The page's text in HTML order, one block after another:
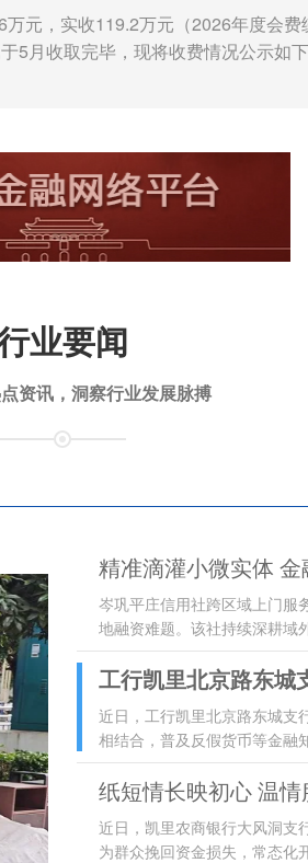
元，实收119.2万元（2026年度会
5月收取完毕，现将收费情况公示如
业要闻
资讯，洞察行业发展脉搏
精准滴灌小微实体
岑巩平庄信用社跨区域上门服
地融资难题。该社持续深耕域
工行凯里北京路东城
近日，工行凯里北京路东城支
相结合，普及反假货币等金融
纸短情长映初心 温
近日，凯里农商银行大风洞支
为群众挽回资金损失，常态化